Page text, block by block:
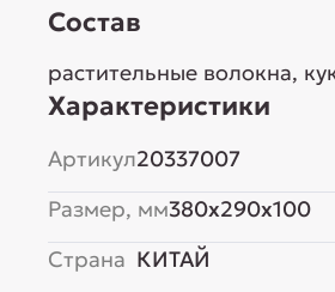
Состав
растительные волокна,
Характеристики
Артикул20337007
Размер, мм380x290x100
Страна КИТАЙ